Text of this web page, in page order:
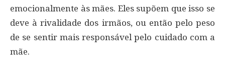
emocionalmente às mães. Eles supõem que isso se
deve à rivalidade dos irmãos, ou então pelo peso
de se sentir mais responsável pelo cuidado com a
mãe.